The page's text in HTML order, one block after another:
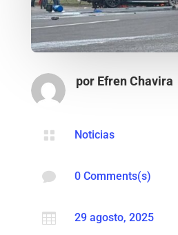
por Efren Chavira
 Noticias
 0 Comments(s)
 29 agosto, 2025